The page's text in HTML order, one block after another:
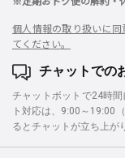
個人情報の取り扱いに
てください。
チャットでの
チャットボットで24時
ト対応は、9:00～19:00
るとチャットが立ち上が